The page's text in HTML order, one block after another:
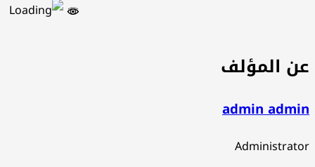
المؤلف
admin